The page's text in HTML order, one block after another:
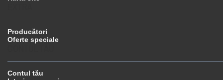
Producători
Oferte speciale
Contul tău